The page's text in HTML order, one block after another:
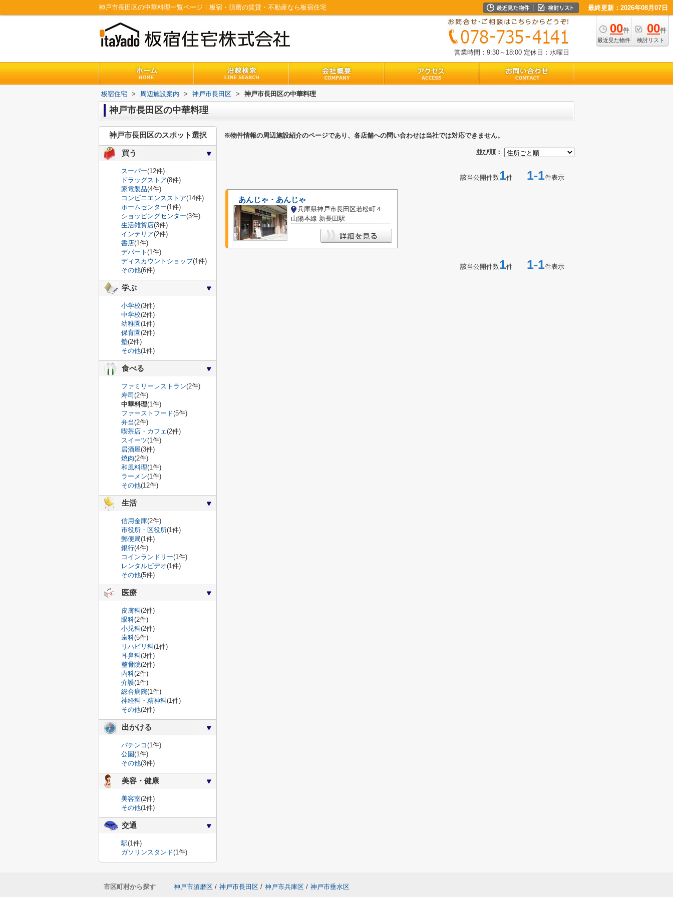
神戸市長田区の中華料理一覧ページ｜板宿・須磨の賃貸・不動産なら板宿住宅 最終更新：2026年08月07日
00件
最近見た物件
00件
検討リスト
営業時間：9:30～18:00 定休日：水曜日
板宿住宅 > 周辺施設案内 > 神戸市長田区 > 神戸市長田区の中華料理
神戸市長田区の中華料理
※物件情報の周辺施設紹介のページであり、各店舗への問い合わせは当社では対応できません。
並び順：
該当公開件数1件 1-1件表示
あんじゃ・あんじゃ
兵庫県神戸市長田区若松町４丁目
山陽本線 新長田駅
該当公開件数1件 1-1件表示
神戸市長田区のスポット選択
買う
スーパー(12件)
ドラッグストア(8件)
家電製品(4件)
コンビニエンスストア(14件)
ホームセンター(1件)
ショッピングセンター(3件)
生活雑貨店(3件)
インテリア(2件)
書店(1件)
デパート (1件)
ディスカウントショップ(1件)
その他(6件)
学ぶ
小学校(3件)
中学校(2件)
幼稚園(1件)
保育園(2件)
塾(2件)
その他(1件)
食べる
ファミリーレストラン(2件)
寿司 (2件)
中華料理(1件)
ファーストフード(5件)
弁当(2件)
喫茶店・カフェ(2件)
スイーツ(1件)
居酒屋(3件)
焼肉(2件)
和風料理(1件)
ラーメン(1件)
その他(12件)
生活
信用金庫(2件)
市役所・区役所(1件)
郵便局(1件)
銀行(4件)
コインランドリー(1件)
レンタルビデオ(1件)
その他(5件)
医療
皮膚科(2件)
眼科(2件)
小児科(2件)
歯科(5件)
リハビリ科(1件)
耳鼻科(3件)
整骨院(2件)
内科(2件)
介護(1件)
総合病院(1件)
神経科・精神科(1件)
その他(2件)
出かける
パチンコ(1件)
公園(1件)
その他(3件)
美容・健康
美容室(2件)
その他(1件)
交通
駅(1件)
ガソリンスタンド(1件)
市区町村から探す 神戸市須磨区 / 神戸市長田区 / 神戸市兵庫区 / 神戸市垂水区